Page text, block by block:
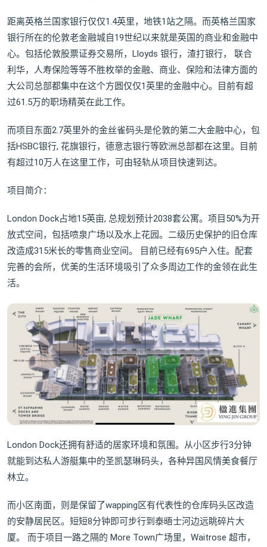
距离英格兰国家银行仅仅1.4英里，地铁1站之隔。而英格兰国家
银行所在的伦敦老金融城自19世纪以来就是英国的商业和金融中
心。包括伦敦股票证券交易所，Lloyds 银行，渣打银行， 联合
利华，人寿保险等等不胜枚举的金融、商业、保险和法律方面的
大公司总部都集中在这个方圆仅仅1英里的金融中心。目前有超
过61.5万的职场精英在此工作。
而项目东面2.7英里外的金丝雀码头是伦敦的第二大金融中心，包
括HSBC银行, 花旗银行，德意志银行等欧洲总部都在这里。目前
有超过10万人在这里工作，可由轻轨从项目快速到达。
项目简介：
London Dock占地15英亩, 总规划预计2038套公寓。项目50%为开
放式空间，包括喷泉广场以及水上花园。二级历史保护的旧仓库
改造成315米长的零售商业空间。 目前已经有695户入住。配套
完善的会所，优美的生活环境吸引了众多周边工作的金领在此生
活。
London Dock还拥有舒适的居家环境和氛围。从小区步行3分钟
就能到达私人游艇集中的圣凯瑟琳码头，各种异国风情美食餐厅
林立。
而小区南面，则是保留了wapping区有代表性的仓库码头区改造
的安静居民区。短短8分钟即可步行到泰晤士河边远眺碎片大
厦。 而于项目一路之隔的 More Town广场里，Waitrose 超市，